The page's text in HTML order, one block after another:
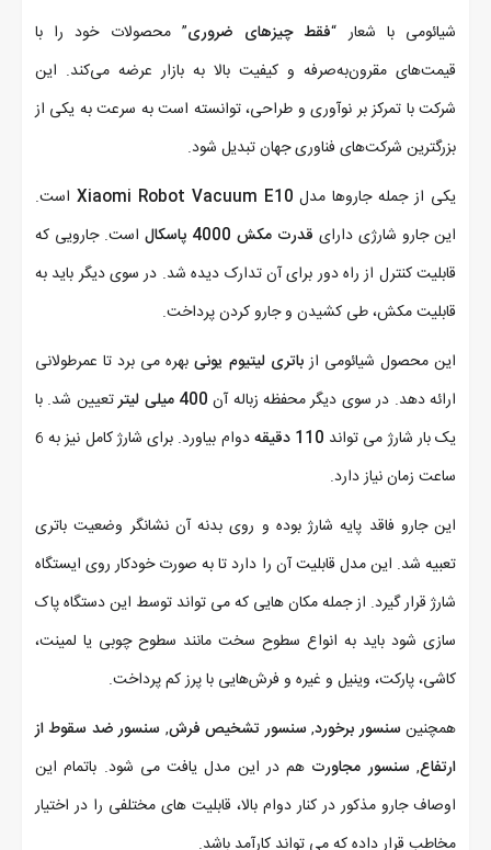
شیائومی با شعار “فقط چیزهای ضروری” محصولات خود را با
قیمت‌های مقرون‌به‌صرفه و کیفیت بالا به بازار عرضه می‌کند. این
شرکت با تمرکز بر نوآوری و طراحی، توانسته است به سرعت به یکی از
بزرگترین شرکت‌های فناوری جهان تبدیل شود.
یکی از جمله جاروها مدل Xiaomi Robot Vacuum E10 است.
این جارو شارژی دارای قدرت مکش 4000 پاسکال
است. جارویی که
قابلیت کنترل از راه دور برای آن تدارک دیده شد. در سوی دیگر باید به
قابلیت مکش، طی کشیدن و جارو کردن پرداخت.
این محصول شیائومی ازباتری لیتیوم یونیبهره می برد تا عمرطولانی
ارائه دهد. در سوی دیگر محفظه زباله آن 400 میلی لیتر
تعیین شد. با
یک بار شارژ می تواند 110 دقیقه
دوام بیاورد. برای شارژ کامل نیز به 6
ساعت زمان نیاز دارد.
این جارو فاقد پایه شارژ بوده و روی بدنه آن نشانگر وضعیت باتری
تعبیه شد. این مدل قابلیت آن را دارد تا به صورت خودکار روی ایستگاه
شارژ قرار گیرد. از جمله مکان هایی که می تواند توسط این دستگاه پاک
سازی شود باید به انواع سطوح سخت مانند سطوح چوبی یا لمینت،
کاشی، پارکت، وینیل و غیره و فرش‌هایی با پرز کم پرداخت.
همچنینسنسور برخورد,سنسور تشخیص فرش, سنسور ضد سقوط از
ارتفاع,سنسور مجاورت هم در این مدل یافت می شود. باتمام این
اوصاف جارو مذکور در کنار دوام بالا، قابلیت های مختلفی را در اختیار
مخاطب قرار داده که می تواند کارآمد باشد.